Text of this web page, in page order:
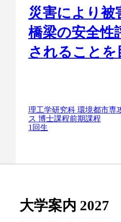
災害により被
橋梁の安全性
されることを
理工学研究科 環境都市専
ス 博士課程前期課程
1回生
大学案内 2027